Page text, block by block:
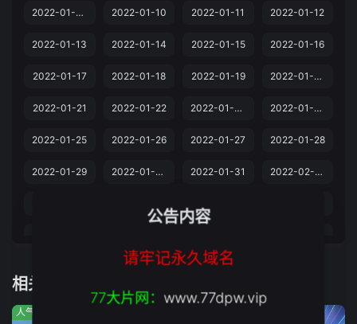
2022-01-09 2022-01-10 2022-01-11 2022-01-12
2022-01-13 2022-01-14 2022-01-15 2022-01-16
2022-01-17 2022-01-18 2022-01-19 2022-01-20
2022-01-21 2022-01-22 2022-01-23 2022-01-24
2022-01-25 2022-01-26 2022-01-27 2022-01-28
2022-01-29 2022-01-30 2022-01-31 2022-02-01
2022-02-11 2022-02-12
2022-02-15 2022-02-16
相关推荐
人气:211
公告内容
请牢记永久域名
77大片网： www.77dpw.vip